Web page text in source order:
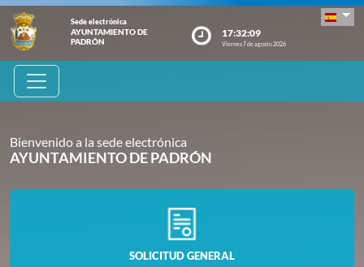
Sede electrónica
AYUNTAMIENTO DE
PADRÓN
17:32:09
Viernes 7 de agosto 2026
Bienvenido a la sede electrónica
AYUNTAMIENTO DE PADRÓN
SOLICITUD GENERAL